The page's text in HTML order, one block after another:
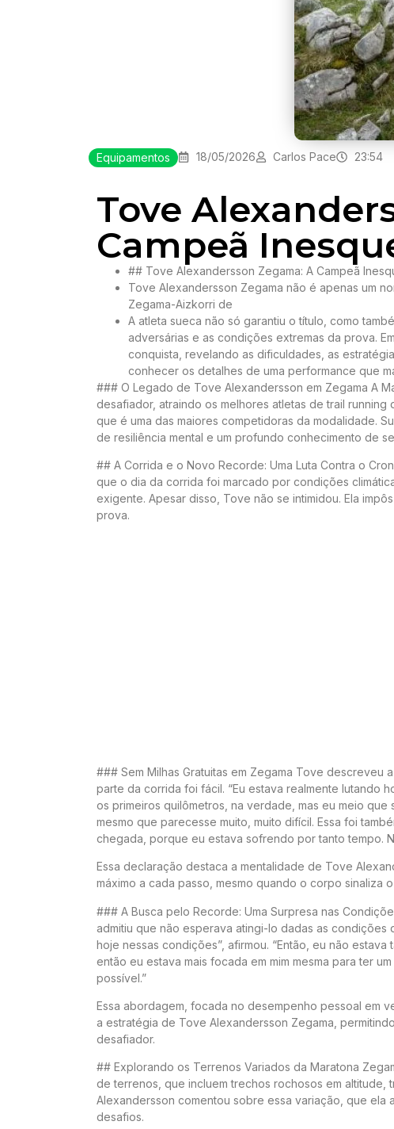
Equipamentos 18/05/2026 Carlos Pace 23:54
Tove
Campeã
## Tove Alexandersson Zegama: A Campeã
Tove Alexandersson Zegama não é apenas um
Zegama-Aizkorri de
A atleta sueca não só garantiu o título, como
adversárias e as condições extremas da prova.
conquista, revelando as dificuldades, as
conhecer os detalhes de uma performance que
### O Legado de Tove Alexandersson em Zegama A
desafiador, atraindo os melhores atletas de trail
que é uma das maiores competidoras da modalidade.
de resiliência mental e um profundo conhecimento de
## A Corrida e o Novo Recorde: Uma Luta Contra o
que o dia da corrida foi marcado por condições
exigente. Apesar disso, Tove não se intimidou. Ela
prova.
### Sem Milhas Gratuitas em Zegama Tove descreveu
parte da corrida foi fácil. “Eu estava realmente lutando
os primeiros quilômetros, na verdade, mas eu meio
mesmo que parecesse muito, muito difícil. Essa foi
chegada, porque eu estava sofrendo por tanto tempo.
Essa declaração destaca a mentalidade de Tove
máximo a cada passo, mesmo quando o corpo sinaliza
### A Busca pelo Recorde: Uma Surpresa nas
admitiu que não esperava atingi-lo dadas as condições
hoje nessas condições”, afirmou. “Então, eu não
então eu estava mais focada em mim mesma para ter
possível.”
Essa abordagem, focada no desempenho pessoal em
a estratégia de Tove Alexandersson Zegama,
desafiador.
## Explorando os Terrenos Variados da Maratona
de terrenos, que incluem trechos rochosos em altitude,
Alexandersson comentou sobre essa variação, que
desafios.